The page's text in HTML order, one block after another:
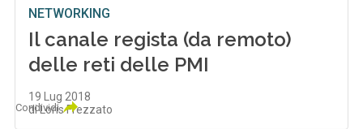
NETWORKING
Il canale regista (da remoto)
delle reti delle PMI
19 Lug 2018
di Loris Frezzato
Condividi